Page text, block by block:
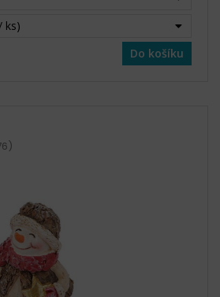
ks)
Do košíku